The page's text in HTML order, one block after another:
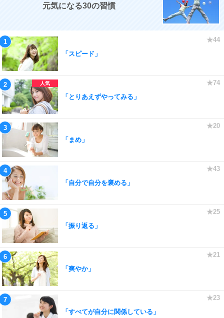
元気になる30の習慣
「スピード」
「とりあえずやってみる」
「まめ」
「自分で自分を褒める」
「振り返る」
「爽やか」
「すべてが自分に関係している」